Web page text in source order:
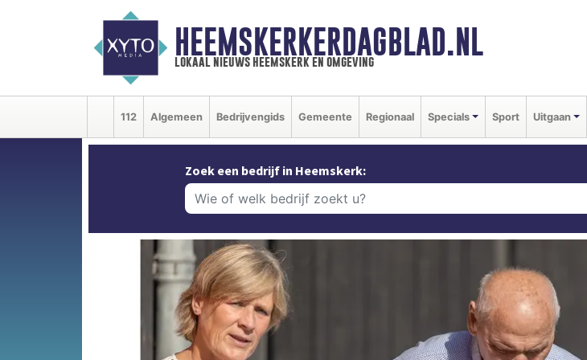
HEEMSKERKERDAGBLAD.NL
lokaal nieuws heemskerk en omgeving
112 Algemeen Bedrijvengids Gemeente Regionaal Specials Sport Uitgaan
Zoek een bedrijf in Heemskerk: